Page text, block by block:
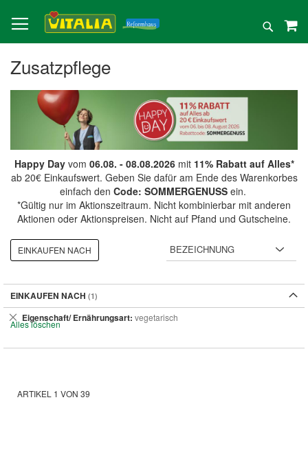
zum
Inhalt
Suche
Zusatzpflege
Happy Dayvom 06.08. - 08.08.2026mit 11% Rabatt auf Alles*
ab 20€ Einkaufswert. Geben Sie dafür am Ende des Warenkorbes
einfach den Code: SOMMERGENUSSein.
*Gültig nur im Aktionszeitraum. Nicht kombinierbar mit anderen
Aktionen oder Aktionspreisen. Nicht auf Pfand und Gutscheine.
ARTIKEL 1 VON 39
EINKAUFEN NACH
EINKAUFEN NACH
Eigenschaft/ Ernährungsart vegetarisch
Dies
entfernen
Alles löschen